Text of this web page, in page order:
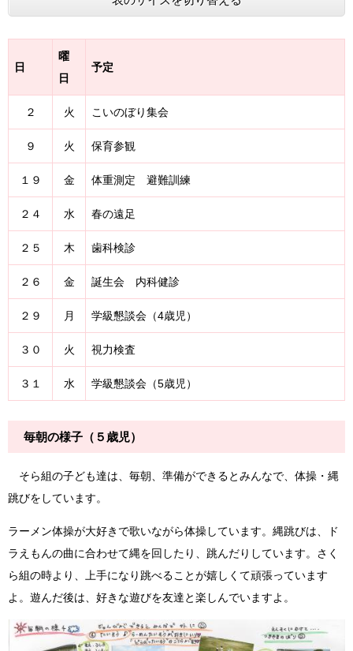
日
曜
日
予定
２ 火 こいのぼり集会
９ 火 保育参観
１９ 金 体重測定 避難訓練
２４ 水 春の遠足
２５ 木 歯科検診
２６ 金 誕生会 内科健診
２９ 月 学級懇談会（4歳児）
３０ 火 視力検査
３１ 水 学級懇談会（5歳児）
毎朝の様子（５歳児）
そら組の子ども達は、毎朝、準備ができるとみんなで、体操・縄
跳びをしています。
ラーメン体操が大好きで歌いながら体操しています。縄跳びは、ド
ラえもんの曲に合わせて縄を回したり、跳んだりしています。さく
ら組の時より、上手になり跳べることが嬉しくて頑張っています
よ。遊んだ後は、好きな遊びを友達と楽しんでいますよ。